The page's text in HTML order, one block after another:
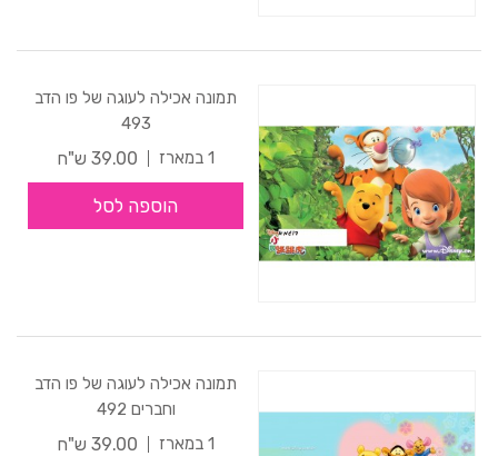
תמונה אכילה לעוגה של פו הדב
493
1 במארז
39.00 ש"ח
הוספה לסל
תמונה אכילה לעוגה של פו הדב
וחברים 492
1 במארז
39.00 ש"ח